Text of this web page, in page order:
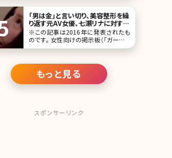
前提としてもそこはしっかりとケアして
おきたいものです。 近年では芸能人の
すっぴん画像もよく公開されています
が、今回はその中でもすっぴんがきれ
いな芸能人をラ
「男は金」と言い切り、美容整形を繰
り返す元AV女優、七瀬リナに対する
「ガルちゃん民」からの意外な“評
価”／北条かや
※この記事は2016年に発表されたも
のです。 女性向けの掲示板（「ガールズ
ちゃんねる」）はクセになる。女性が書
いるが、「ガルちゃん」ではカテゴリ分け
がなく、人気のスレッドが上位に表示さ
れる。「中卒の人についてどう
もっと見る
スポンサーリンク